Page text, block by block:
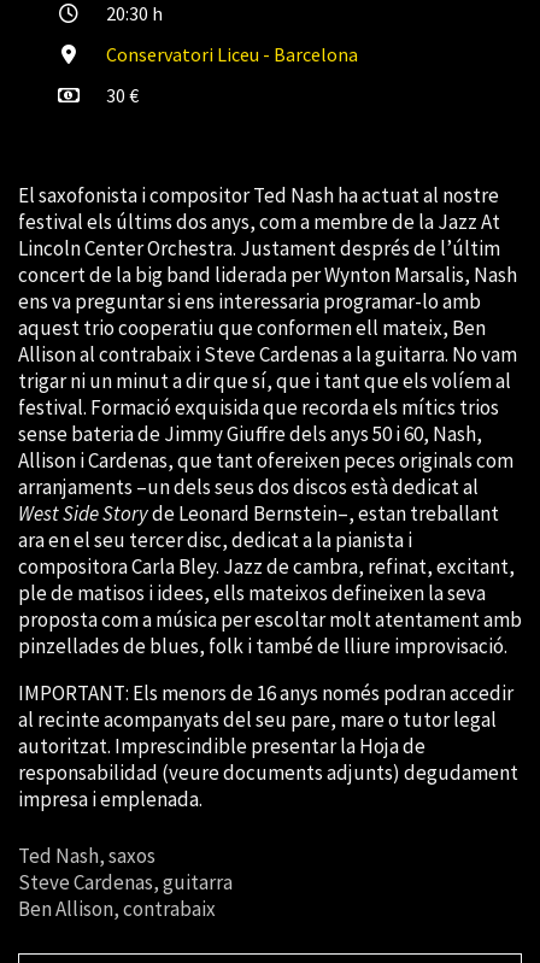
20:30 h
Conservatori Liceu - Barcelona
30 €
El saxofonista i compositor Ted Nash ha actuat al nostre
festival els últims dos anys, com a membre de la Jazz At
Lincoln Center Orchestra. Justament després de l’últim
concert de la big band liderada per Wynton Marsalis, Nash
ens va preguntar si ens interessaria programar-lo amb
aquest trio cooperatiu que conformen ell mateix, Ben
Allison al contrabaix i Steve Cardenas a la guitarra. No vam
trigar ni un minut a dir que sí, que i tant que els volíem al
festival. Formació exquisida que recorda els mítics trios
sense bateria de Jimmy Giuffre dels anys 50 i 60, Nash,
Allison i Cardenas, que tant ofereixen peces originals com
arranjaments –un dels seus dos discos està dedicat al
West Side Storyde Leonard Bernstein–, estan treballant
ara en el seu tercer disc, dedicat a la pianista i
compositora Carla Bley. Jazz de cambra, refinat, excitant,
ple de matisos i idees, ells mateixos defineixen la seva
proposta com a música per escoltar molt atentament amb
pinzellades de blues, folk i també de lliure improvisació.
IMPORTANT: Els menors de 16 anys només podran accedir
al recinte acompanyats del seu pare, mare o tutor legal
autoritzat. Imprescindible presentar la Hoja de
responsabilidad (veure documents adjunts) degudament
impresa i emplenada.
Ted Nash, saxos
Steve Cardenas, guitarra
Ben Allison, contrabaix